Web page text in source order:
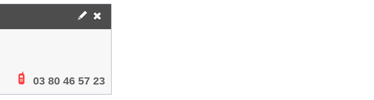
03 80 46 57 23